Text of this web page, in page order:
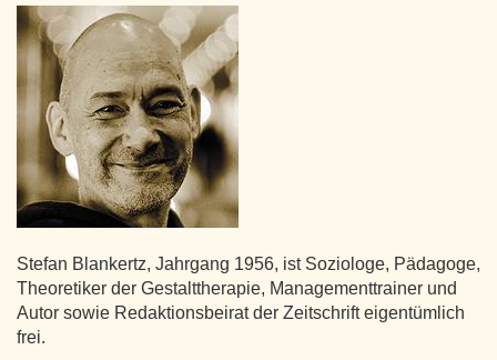
Stefan Blankertz, Jahrgang 1956, ist Soziologe, Pädagoge,
Theoretiker der Gestalttherapie, Managementtrainer und
Autor sowie Redaktionsbeirat der Zeitschrift eigentümlich
frei.